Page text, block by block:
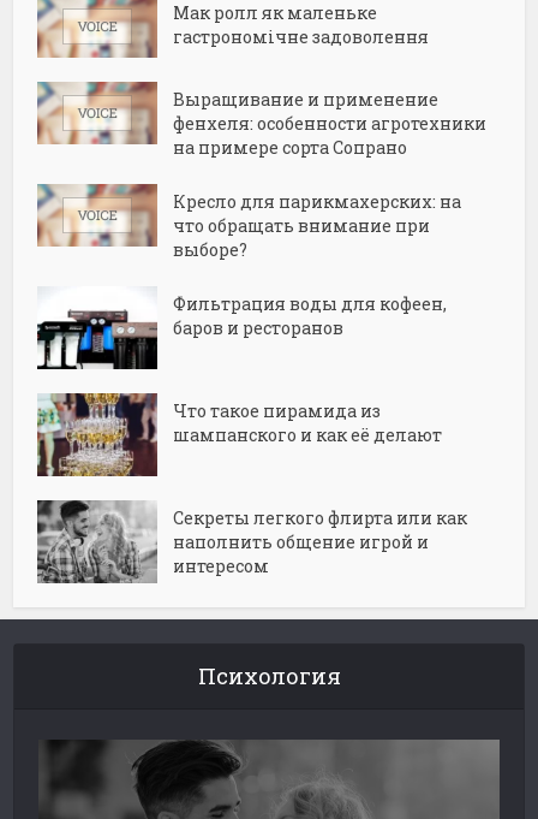
Мак ролл як маленьке
гастрономічне задоволення
Выращивание и применение
фенхеля: особенности агротехники
на примере сорта Сопрано
Кресло для парикмахерских: на
что обращать внимание при
выборе?
Фильтрация воды для кофеен,
баров и ресторанов
Что такое пирамида из
шампанского и как её делают
Секреты легкого флирта или как
наполнить общение игрой и
интересом
Психология